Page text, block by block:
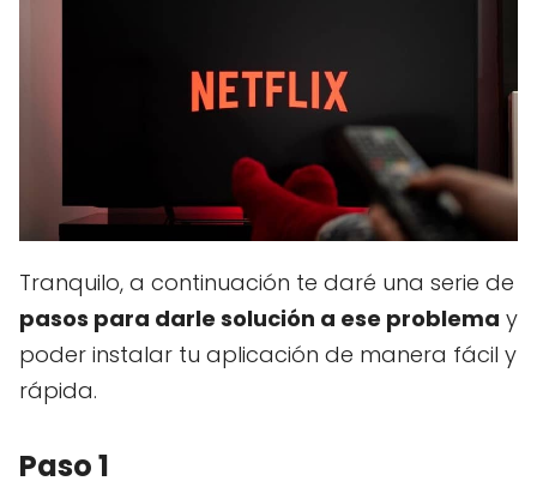
Tranquilo, a continuación te daré una serie de
pasos para darle solución a ese problema y
poder instalar tu aplicación de manera fácil y
rápida.
Paso 1